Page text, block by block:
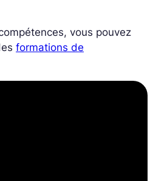
vous pouvez
formations de